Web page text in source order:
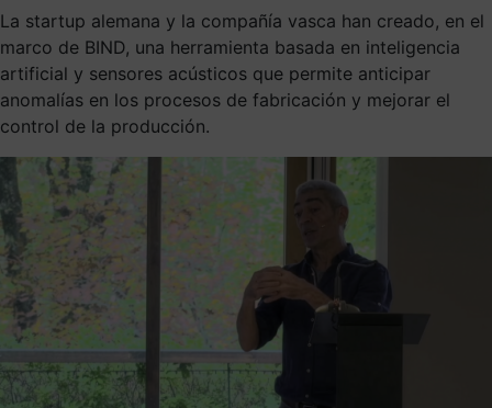
La startup alemana y la compañía vasca han creado, en el
marco de BIND, una herramienta basada en inteligencia
artificial y sensores acústicos que permite anticipar
anomalías en los procesos de fabricación y mejorar el
control de la producción.